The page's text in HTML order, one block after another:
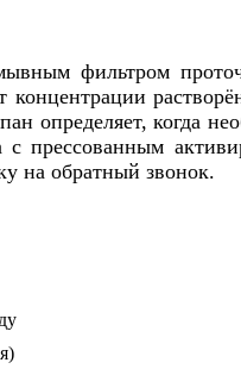
фильтром
определяет, когда
с прессованным
на обратный звонок.